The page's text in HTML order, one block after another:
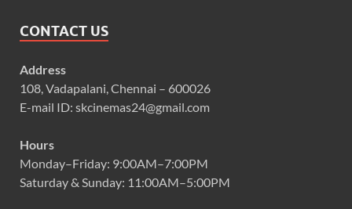
CONTACT US
Address
108, Vadapalani, Chennai – 600026
E-mail ID: skcinemas24@gmail.com
Hours
Monday–Friday: 9:00AM–7:00PM
Saturday & Sunday: 11:00AM–5:00PM